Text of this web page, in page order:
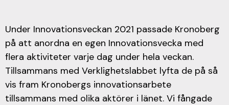
Under Innovationsveckan 2021 passade Kronoberg
på att anordna en egen Innovationsvecka med
flera aktiviteter varje dag under hela veckan.
Tillsammans med Verklighetslabbet lyfta de på så
vis fram Kronobergs innovationsarbete
tillsammans med olika aktörer i länet. Vi fångade